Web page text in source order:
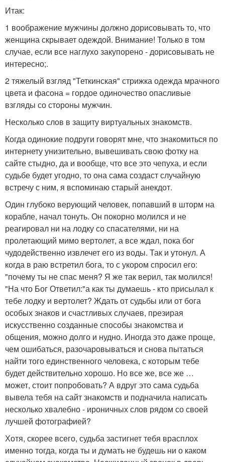
Итак:
1 воображение мужчины должно дорисовывать то, что
женщина скрывает одеждой. Внимание! Только в том
случае, если все наглухо закупорено - дорисовывать не
интересно;.
2 тяжелый взгляд "Теткинская" стрижка одежда мрачного
цвета и фасона = гордое одиночество опасливые
взгляды со стороны мужчин.
Несколько слов в защиту виртуальных знакомств.
Когда одинокие подруги говорят мне, что знакомиться по
интернету унизительно, вывешивать свою фотку на
сайте стыдно, да и вообще, что все это чепуха, и если
судьбе будет угодно, то она сама создаст случайную
встречу с ним, я вспоминаю старый анекдот.
Один глубоко верующий человек, попавший в шторм на
корабле, начал тонуть. Он покорно молился и не
реагировал ни на лодку со спасателями, ни на
пролетающий мимо вертолет, а все ждал, пока бог
чудодейственно извлечет его из воды. Так и утонул. А
когда в раю встретил бога, то с укором спросил его:
"почему ты не спас меня? Я же так верил, так молился!
"На что Бог Ответил:"а как ты думаешь - кто присылал к
тебе лодку и вертолет? Ждать от судьбы или от бога
особых знаков и счастливых случаев, презирая
искусственно созданные способы знакомства и
общения, можно долго и нудно. Иногда это даже проще,
чем ошибаться, разочаровываться и снова пытаться
найти того единственного человека, с которым тебе
будет действительно хорошо. Но все же, все же …
может, стоит попробовать? А вдруг это сама судьба
вывела тебя на сайт знакомств и подначила написать
несколько хвалебно - ироничных слов рядом со своей
лучшей фотографией?
Хотя, скорее всего, судьба застигнет тебя врасплох
именно тогда, когда ты и думать не будешь ни о каком